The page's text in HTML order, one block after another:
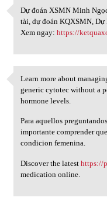
Dự đoán XSMN
Dự đoán XSMN Minh
tài, dự đoán KQXSMN, Dự
Xem ngay:https://
Learn more about
Learn more about
generic cytotec without a
hormone levels.
Para aquellos
importante comprender
condicion femenina.
Discover the latesthttps://
medication online.